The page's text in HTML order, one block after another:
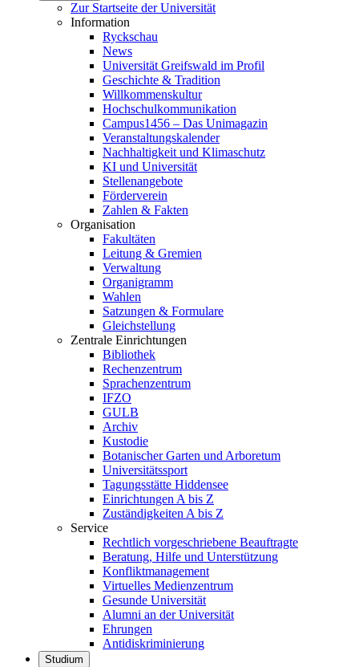
Zur Startseite der Universität
Information
Ryckschau
News
Universität Greifswald im Profil
Geschichte & Tradition
Willkommenskultur
Hochschulkommunikation
Campus1456 – Das Unimagazin
Veranstaltungskalender
Nachhaltigkeit und Klimaschutz
KI und Universität
Stellenangebote
Förderverein
Zahlen & Fakten
Organisation
Fakultäten
Leitung & Gremien
Verwaltung
Organigramm
Wahlen
Satzungen & Formulare
Gleichstellung
Zentrale Einrichtungen
Bibliothek
Rechenzentrum
Sprachenzentrum
IFZO
GULB
Archiv
Kustodie
Botanischer Garten und Arboretum
Universitätssport
Tagungsstätte Hiddensee
Einrichtungen A bis Z
Zuständigkeiten A bis Z
Service
Rechtlich vorgeschriebene Beauftragte
Beratung, Hilfe und Unterstützung
Konfliktmanagement
Virtuelles Medienzentrum
Gesunde Universität
Alumni an der Universität
Ehrungen
Antidiskriminierung
Studium